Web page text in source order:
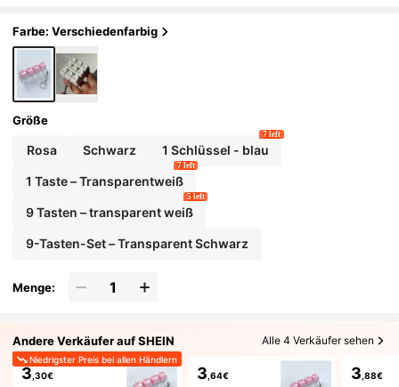
Farbe: Verschiedenfarbig
Größe
Rosa Schwarz 1 Schlüssel - blau
7 left
1 Taste – Transparentweiß
7 left
9 Tasten – transparent weiß
5 left
9-Tasten-Set – Transparent Schwarz
Menge:
Andere Verkäufer auf SHEIN Alle 4 Verkäufer sehen
Niedrigster Preis bei allen Händlern
3,30€ 3,64€ 3,88€